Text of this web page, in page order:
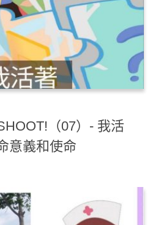
（07）- 我活
意義和使命